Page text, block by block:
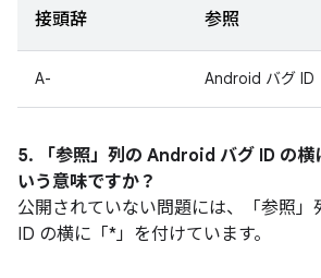
接頭辞 参照
A- Android バグ ID
5. 「参照」 列の Android バグ ID の横
いう意味ですか？
公開されていない問題には、「参照」
ID の横に「*」を付けています。